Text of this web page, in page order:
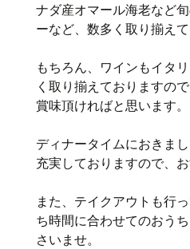
ナダ産オマール海老など
ーなど、数多く取り揃えて
もちろん、ワインもイタ
く取り揃えておりますの
賞味頂ければと思います。
ディナータイムにおきま
充実しておりますので、お
また、テイクアウトも行
ち時間に合わせてのおう
さいませ。